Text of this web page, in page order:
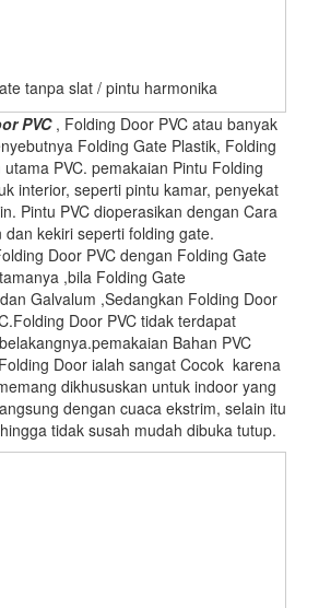
tanpa slat / pintu harmonika
PVC, Folding Door PVC atau banyak
Folding Gate Plastik, Folding
PVC. pemakaian Pintu Folding
interior, seperti pintu kamar, penyekat
Pintu PVC dioperasikan dengan Cara
kekiri seperti folding gate.
Door PVC dengan Folding Gate
,bila Folding Gate
Galvalum ,Sedangkan Folding Door
Door PVC tidak terdapat
Bahan PVC
Door ialah sangat Cocok karena
dikhususkan untuk indoor yang
dengan cuaca ekstrim, selain itu
tidak susah mudah dibuka tutup.